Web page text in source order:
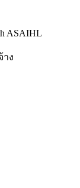
ASAIHL
าง